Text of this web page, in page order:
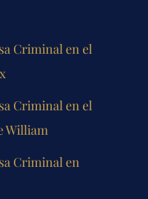
Criminal en el
Criminal en el
William
Criminal en